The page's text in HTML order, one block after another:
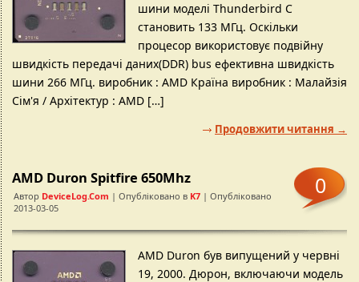
шини моделі Thunderbird C
становить 133 МГц. Оскільки
процесор використовує подвійну
швидкість передачі даних(DDR) bus ефективна швидкість
шини 266 МГц. виробник : AMD Країна виробник : Малайзія
Сім'я / Архітектур : AMD […]
Продовжити читання →
AMD Duron Spitfire 650Mhz
Автор DeviceLog.com | Опубліковано в K7 | Опубліковано
2013-03-05
0
AMD Duron був випущений у червні
19, 2000. Дюрон, включаючи модель